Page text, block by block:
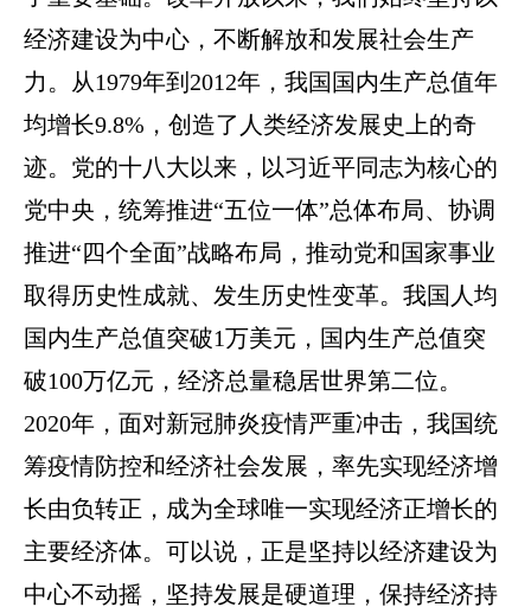
经济建设为中心，不断解放和发展社会生产
力。从1979年到2012年，我国国内生产总值年
均增长9.8%，创造了人类经济发展史上的奇
迹。党的十八大以来，以习近平同志为核心的
党中央，统筹推进“五位一体”总体布局、协调
推进“四个全面”战略布局，推动党和国家事业
取得历史性成就、发生历史性变革。我国人均
国内生产总值突破1万美元，国内生产总值突
破100万亿元，经济总量稳居世界第二位。
2020年，面对新冠肺炎疫情严重冲击，我国统
筹疫情防控和经济社会发展，率先实现经济增
长由负转正，成为全球唯一实现经济正增长的
主要经济体。可以说，正是坚持以经济建设为
中心不动摇，坚持发展是硬道理，保持经济持